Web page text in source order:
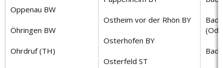
Oppenau BW
Öhringen BW
Ohrdruf (TH)
Ostheim vor der Rhön BY
Osterhofen BY
Osterfeld ST
Bad
Bad